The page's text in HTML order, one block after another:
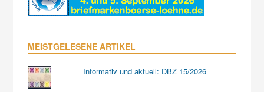
MEISTGELESENE ARTIKEL
Informativ und aktuell: DBZ 15/2026